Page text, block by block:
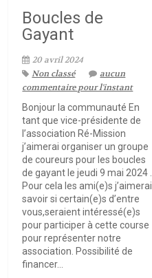
Boucles de
Gayant
20 avril 2024
Non classé
aucun
commentaire pour l'instant
Bonjour la communauté En
tant que vice-présidente de
l’association Ré-Mission
j’aimerai organiser un groupe
de coureurs pour les boucles
de gayant le jeudi 9 mai 2024 .
Pour cela les ami(e)s j’aimerai
savoir si certain(e)s d’entre
vous,seraient intéressé(e)s
pour participer à cette course
pour représenter notre
association. Possibilité de
financer...